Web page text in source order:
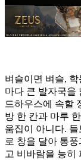
벼슬이면 벼슬,
마다 큰 발자국을
드하우스에 속할
방 한 칸과 마루
움집이 아니다.
로 창을 달아 통
고 비바람을 능히